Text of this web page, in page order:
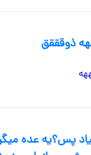
ذوقققق
پس؟یه عده